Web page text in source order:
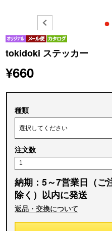
●
tokidoki ステッカー
¥660
種類
注文数
納期：5～7営業日（ご
除く）以内に発送
返品・交換について